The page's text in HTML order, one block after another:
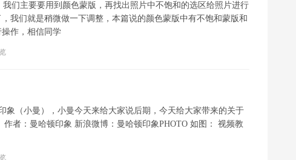
们主要要用到颜色蒙版，再找出照片中不饱和的选区给照片进行
我们就是稍微做一下调整，本篇说的颜色蒙版中有不饱和蒙版和
作，相信同学
象（小曼），小曼今天来给大家说后期，今天给大家带来的关于
者：曼哈顿印象 新浪微博：曼哈顿印象PHOTO 如图： 视频教